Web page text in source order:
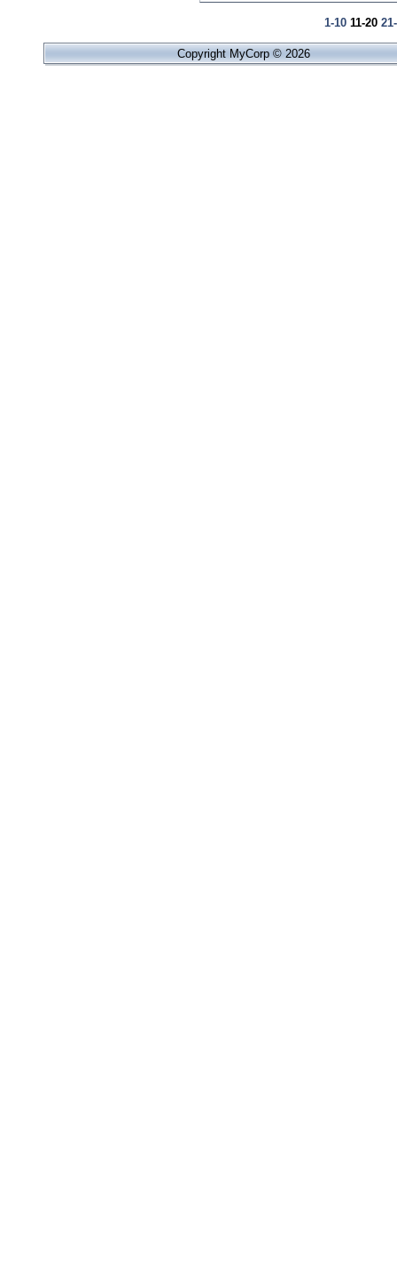
1-10 11-20
Copyright MyCorp © 2026